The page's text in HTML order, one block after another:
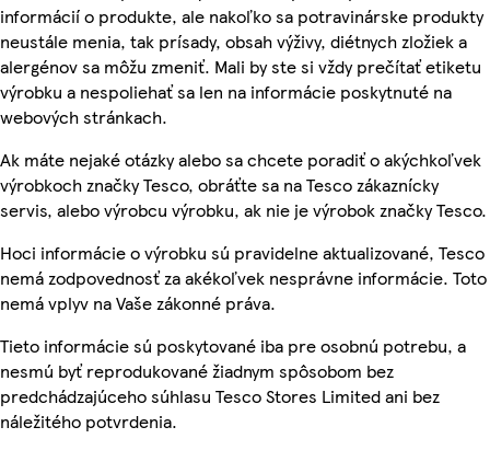
informácií o produkte, ale nakoľko sa potravinárske produkty
neustále menia, tak prísady, obsah výživy, diétnych zložiek a
alergénov sa môžu zmeniť. Mali by ste si vždy prečítať etiketu
výrobku a nespoliehať sa len na informácie poskytnuté na
webových stránkach.
Ak máte nejaké otázky alebo sa chcete poradiť o akýchkoľvek
výrobkoch značky Tesco, obráťte sa na Tesco zákaznícky
servis, alebo výrobcu výrobku, ak nie je výrobok značky Tesco.
Hoci informácie o výrobku sú pravidelne aktualizované, Tesco
nemá zodpovednosť za akékoľvek nesprávne informácie. Toto
nemá vplyv na Vaše zákonné práva.
Tieto informácie sú poskytované iba pre osobnú potrebu, a
nesmú byť reprodukované žiadnym spôsobom bez
predchádzajúceho súhlasu Tesco Stores Limited ani bez
náležitého potvrdenia.